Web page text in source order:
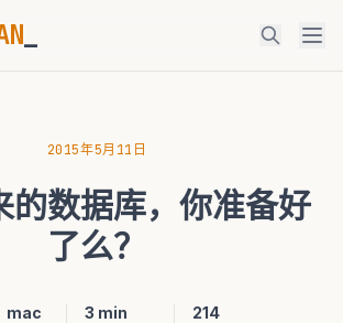
_
Ctrl+K
2015年5月11日
的数据库，你准备好
了么？
mac 3 min 214